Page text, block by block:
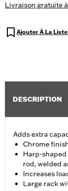
Livraison gratuite
Ajouter À La
DESCRIPTION
Adds extra
Chrome
Harp-
rod, welded
Increases
Large rack